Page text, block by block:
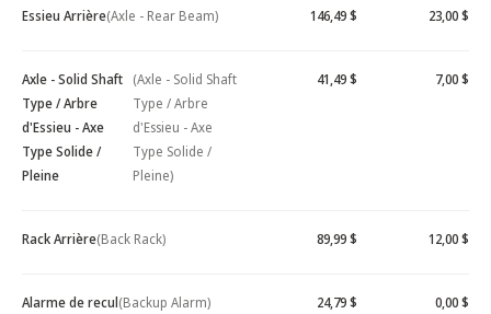
Essieu Arrière(Axle - Rear Beam) 146,49 $ 23,00 $
Axle - Solid Shaft
Type / Arbre
d'Essieu - Axe
Type Solide /
Pleine
(Axle - Solid Shaft
Type / Arbre
d'Essieu - Axe
Type Solide /
Pleine)
41,49 $ 7,00 $
Rack Arrière(Back Rack) 89,99 $ 12,00 $
Alarme de recul(Backup Alarm) 24,79 $ 0,00 $